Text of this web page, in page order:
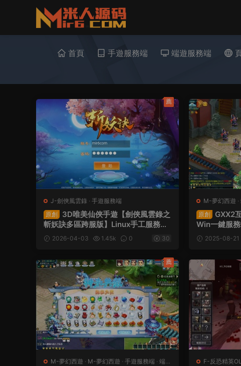
首頁 手遊服務端 端遊服務端
J-劍俠風雲錄 · 手遊服務端
原創
3D唯美仙俠手遊【劍俠風雲錄之
斬妖訣多區跨服版】Linux手工服務端
+全套前後端源碼+假人陪玩+管理後台
+GM授權後台+安卓+視頻架設教程
2026-04-03 1.45k 0 30
薦
M-夢幻西遊 ·
原創
GXX2
Win一鍵服
人陪玩+GM
教程
2025-08-21
M-夢幻西遊 · M-夢幻西遊 · 手遊服務端 · 端遊
薦
F-反恐精英OL